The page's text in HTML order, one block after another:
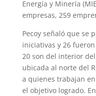
Energía y Minería
empresas, 259
Pecoy señaló que se
iniciativas y 26
20 son del interior
ubicada al norte del
a quienes trabajan
el objetivo logrado.